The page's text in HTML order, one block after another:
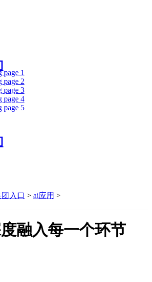
page 1
page 2
page 3
page 4
page 5
团入口 > ai应用 >
融入每一个环节